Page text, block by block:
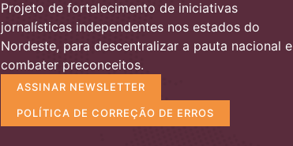
Projeto de fortalecimento de iniciativas
jornalísticas independentes nos estados do
Nordeste, para descentralizar a pauta nacional e
combater preconceitos.
ASSINAR NEWSLETTER
POLÍTICA DE CORREÇÃO DE ERROS